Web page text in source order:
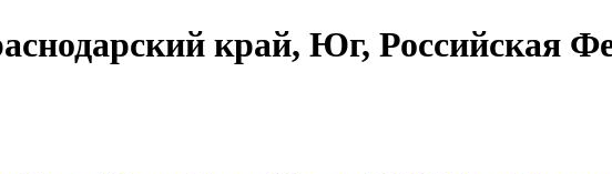
край, Юг, Российская